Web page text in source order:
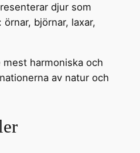
djur som
björnar, laxar,
harmoniska och
av natur och